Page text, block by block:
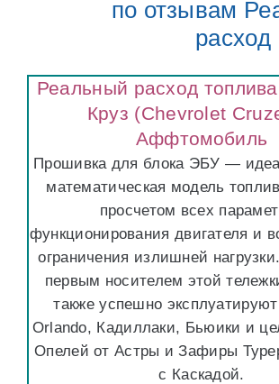
по отзывам
расход
Реальный расход
Круз (Chevrolet
Аффтомобиль
Прошивка для блока ЭБУ —
математическая модель
просчетом всех
функционирования двигателя и
ограничения излишней
первым носителем этой
также успешно
Orlando, Кадиллаки, Бьюики и
Опелей от Астры и Зафиры
с Каскадой.